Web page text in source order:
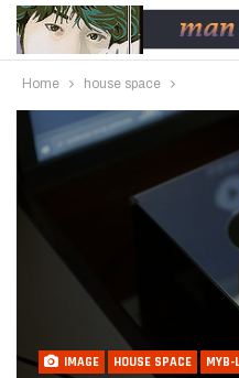
Home house space
IMAGE HOUSE SPACE MYB-